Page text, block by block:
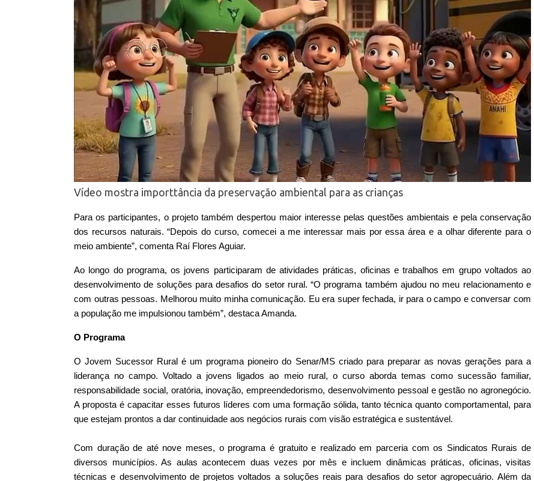
Vídeo mostra importtância da preservação ambiental para as crianças
Para os participantes, o projeto também despertou maior interesse pelas questões ambientais e pela conservação
dos recursos naturais. “Depois do curso, comecei a me interessar mais por essa área e a olhar diferente para o
meio ambiente”, comenta Raí Flores Aguiar.
Ao longo do programa, os jovens participaram de atividades práticas, oficinas e trabalhos em grupo voltados ao
desenvolvimento de soluções para desafios do setor rural. “O programa também ajudou no meu relacionamento e
com outras pessoas. Melhorou muito minha comunicação. Eu era super fechada, ir para o campo e conversar com
a população me impulsionou também”, destaca Amanda.
O Programa
O Jovem Sucessor Rural é um programa pioneiro do Senar/MS criado para preparar as novas gerações para a
liderança no campo. Voltado a jovens ligados ao meio rural, o curso aborda temas como sucessão familiar,
responsabilidade social, oratória, inovação, empreendedorismo, desenvolvimento pessoal e gestão no agronegócio.
A proposta é capacitar esses futuros líderes com uma formação sólida, tanto técnica quanto comportamental, para
que estejam prontos a dar continuidade aos negócios rurais com visão estratégica e sustentável.
Com duração de até nove meses, o programa é gratuito e realizado em parceria com os Sindicatos Rurais de
diversos municípios. As aulas acontecem duas vezes por mês e incluem dinâmicas práticas, oficinas, visitas
técnicas e desenvolvimento de projetos voltados a soluções reais para desafios do setor agropecuário. Além da